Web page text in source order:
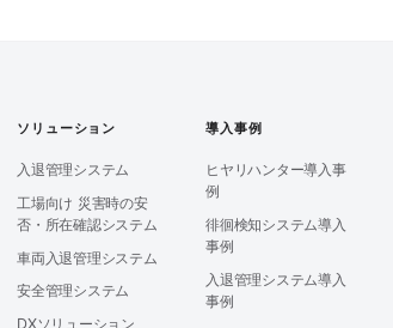
ソリューション
入退管理システム
工場向け 災害時の安
否・所在確認システム
車両入退管理システム
安全管理システム
DXソリューション
導入事例
ヒヤリハンター導入事
例
徘徊検知システム導入
事例
入退管理システム導入
事例